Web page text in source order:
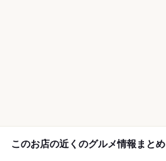
このお店の近くのグルメ情報まとめ